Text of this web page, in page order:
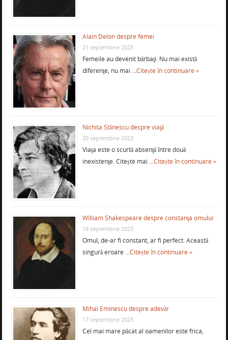
Alain Delon despre femei
21 septembrie 2023
Femeile au devenit bărbaţi. Nu mai există
diferenţe, nu mai …Citește în continuare »
Nichita Stănescu despre viaţă
20 septembrie 2023
Viaţa este o scurtă absenţă între două
inexistenţe. Citește mai …Citește în continuare »
William Shakespeare despre constanţa omului
18 septembrie 2023
Omul, de-ar fi constant, ar fi perfect. Această
singură eroare …Citește în continuare »
Mihai Eminescu despre adevăr
17 septembrie 2023
Cel mai mare păcat al oamenilor este frica,